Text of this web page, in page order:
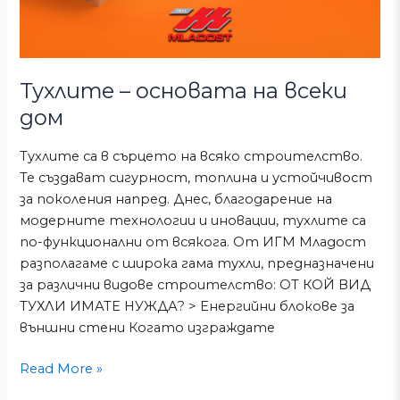
Тухлите – основата на всеки
дом
Тухлите са в сърцето на всяко строителство.
Те създават сигурност, топлина и устойчивост
за поколения напред. Днес, благодарение на
модерните технологии и иновации, тухлите са
по-функционални от всякога. От ИГМ Младост
разполагаме с широка гама тухли, предназначени
за различни видове строителство: ОТ КОЙ ВИД
ТУХЛИ ИМАТЕ НУЖДА? > Енергийни блокове за
външни стени Когато изграждате
Read More »